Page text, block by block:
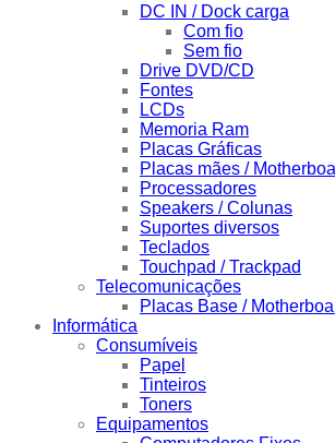
DC IN / Dock carga
Com fio
Sem fio
Drive DVD/CD
Fontes
LCDs
Memoria Ram
Placas Gráficas
Placas mães /
Processadores
Speakers / Colunas
Suportes diversos
Teclados
Touchpad / Trackpad
Telecomunicações
Placas Base /
Informática
Consumíveis
Papel
Tinteiros
Toners
Equipamentos